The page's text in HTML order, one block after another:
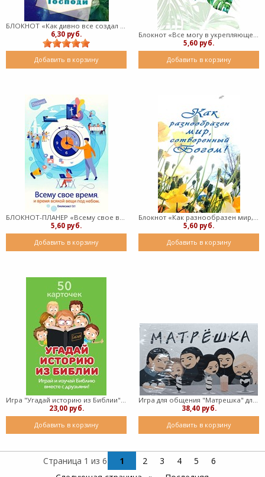
БЛОКНОТ «Как дивно все создал Ты, Господи» (пружина)
6,30 руб.
Добавить в корзину
5,60 руб.
Добавить в корзину
5,60 руб.
Добавить в корзину
5,60 руб.
Добавить в корзину
23,00 руб.
Добавить в корзину
38,40 руб.
Добавить в корзину
Страница 1 из 6 1 2 3 4 5
6